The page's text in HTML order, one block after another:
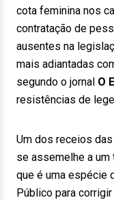
cota feminina nos
contratação de
ausentes na
mais adiantadas
segundo o jornal O
resistências de
Um dos receios
se assemelhe a um
que é uma espécie
Público para